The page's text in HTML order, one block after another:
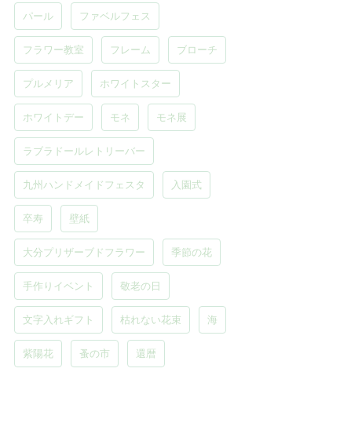
パール ファベルフェス
フラワー教室 フレーム ブローチ
プルメリア ホワイトスター
ホワイトデー モネ モネ展
ラブラドールレトリーバー
九州ハンドメイドフェスタ 入園式
卒寿 壁紙
大分プリザーブドフラワー 季節の花
手作りイベント 敬老の日
文字入れギフト 枯れない花束 海
紫陽花 蚤の市 還暦